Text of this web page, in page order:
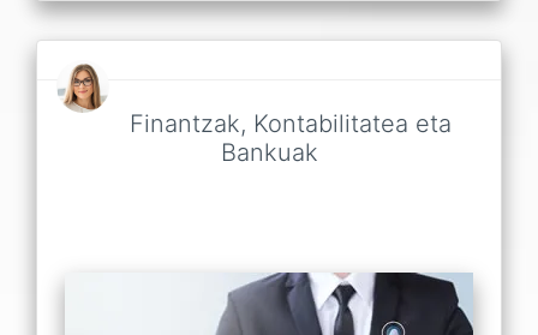
Finantzak, Kontabilitatea eta
Bankuak